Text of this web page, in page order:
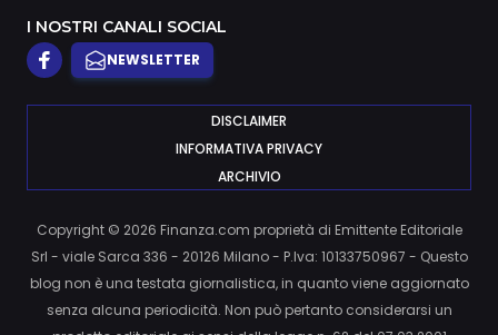
I NOSTRI CANALI SOCIAL
NEWSLETTER
DISCLAIMER
INFORMATIVA PRIVACY
ARCHIVIO
Copyright © 2026 Finanza.com proprietà di Emittente Editoriale
Srl - viale Sarca 336 - 20126 Milano - P.Iva: 10133750967 - Questo
blog non è una testata giornalistica, in quanto viene aggiornato
senza alcuna periodicità. Non può pertanto considerarsi un